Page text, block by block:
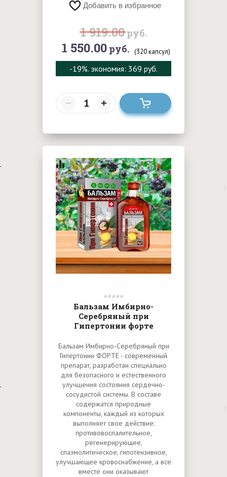
Добавить в избранное
1 919.00руб.
1 550.00 руб. (320 капсул)
-19%. экономия: 369 руб.
Бальзам Имбирно-
Серебряный при
Гипертонии форте
Бальзам Имбирно-Серебряный при
Гипертонии ФОРТЕ - современный
препарат, разработан специально
для безопасного и естественного
улучшения состояния сердечно-
сосудистой системы. В составе
содержатся природные
компоненты, каждый из которых
выполняет свое действие:
противовоспалительное,
регенерирующее,
спазмолитическое, гипотензивное,
улучшающее кровоснабжение, а все
вместе они оказывают